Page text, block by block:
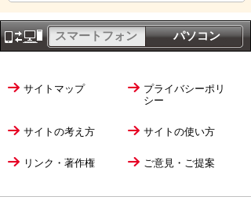
パソコン
スマートフォン
サイトマップ
プライバシーポリ
シー
サイトの考え方 サイトの使い方
リンク・著作権 ご意見・ご提案